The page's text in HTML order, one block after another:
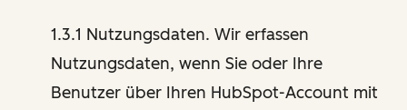
1.3.1 Nutzungsdaten. Wir erfassen
Nutzungsdaten, wenn Sie oder Ihre
Benutzer über Ihren HubSpot-Account mit